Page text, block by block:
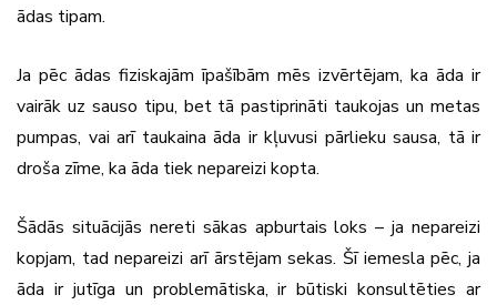
ādas tipam.
Ja pēc ādas fiziskajām īpašībām mēs izvērtējam, ka āda ir
vairāk uz sauso tipu, bet tā pastiprināti taukojas un metas
pumpas, vai arī taukaina āda ir kļuvusi pārlieku sausa, tā ir
droša zīme, ka āda tiek nepareizi kopta.
Šādās situācijās nereti sākas apburtais loks – ja nepareizi
kopjam, tad nepareizi arī ārstējam sekas. Šī iemesla pēc, ja
āda ir jutīga un problemātiska, ir būtiski konsultēties ar